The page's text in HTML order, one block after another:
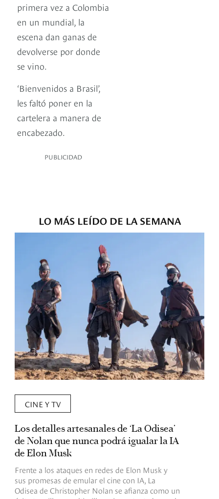
primera vez a Colombia
en un mundial, la
escena dan ganas de
devolverse por donde
se vino.
‘Bienvenidos a Brasil’,
les faltó poner en la
cartelera a manera de
encabezado.
PUBLICIDAD
LO MÁS LEÍDO DE LA SEMANA
CINE Y TV
Los detalles artesanales de ‘La Odisea’
de Nolan que nunca podrá igualar la IA
de Elon Musk
Frente a los ataques en redes de Elon Musk y
sus promesas de emular el cine con IA, La
Odisea de Christopher Nolan se afianza como un